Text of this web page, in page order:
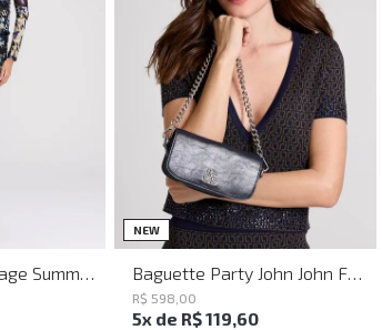
Vestido Justo Savage Summer John John Feminino
NEW UN
Baguette Party John John Feminina
R$ 598 00
5x de R$119,60